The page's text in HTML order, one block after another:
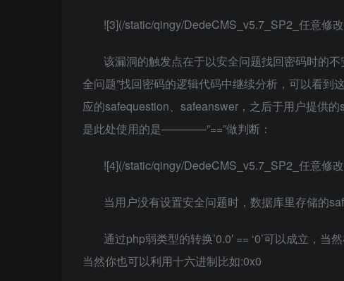
![3](/static/qingy/DedeCMS_v5.7_SP2_任意修
该漏洞的触发点在于以安全问题找回密码时的
全问题”找回密码的逻辑代码中继续分析，可以看
应的safequestion、safeanswer，之后于用户提供
是此处使用的是————”==”做判断：
![4](/static/qingy/DedeCMS_v5.7_SP2_任意修
当用户没有设置安全问题时，数据库里存储的
通过php弱类型的转换’0.0′ == ‘0’可以成立，
当然你也可以利用十六进制比如:0x0